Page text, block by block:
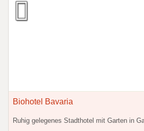
Biohotel Bavaria
Ruhig gelegenes Stadthotel mit Garten in